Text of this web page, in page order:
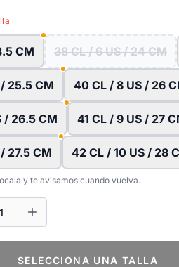
CM 38 CL / 6 US / 24 CM
25.5 CM 40 CL / 8 US / 26
/ 26.5 CM 41 CL / 9 US / 27
27.5 CM 42 CL / 10 US / 28
y te avisamos cuando vuelva.
SELECCIONA UNA TALLA